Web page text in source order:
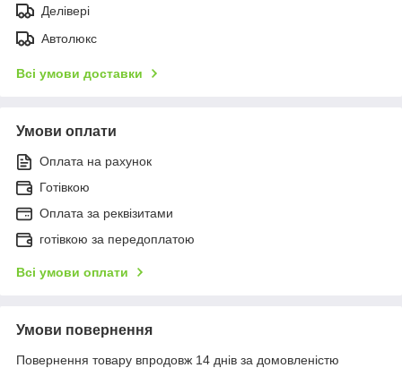
Делівері
Автолюкс
Всі умови доставки
Умови оплати
Оплата на рахунок
Готівкою
Оплата за реквізитами
готівкою за передоплатою
Всі умови оплати
Умови повернення
Повернення товару впродовж 14 днів за домовленістю